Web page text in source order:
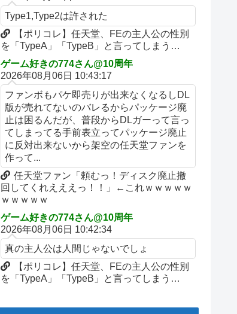
Type1,Type2は許された
【ポリコレ】任天堂、FEの主人公の性別
を「TypeA」「TypeB」と言ってしまう…
ゲーム好きの774さん@10周年
2026年08月06日 10:43:17
ファンボもパケ即売りが出来なくなるしDL
版が売れてないのバレるからパッケージ廃
止は困るんだが、普段からDLガーって言っ
てしまってる手前表立ってパッケージ廃止
に反対出来ないから架空の任天堂ファンを
作って...
任天堂ファン「頼むっ！ディスク廃止撤
回してくれえええっ！！」←これｗｗｗｗｗ
ｗｗｗｗｗ
ゲーム好きの774さん@10周年
2026年08月06日 10:42:34
真の主人公は人間じゃないでしょ
【ポリコレ】任天堂、FEの主人公の性別
を「TypeA」「TypeB」と言ってしまう…